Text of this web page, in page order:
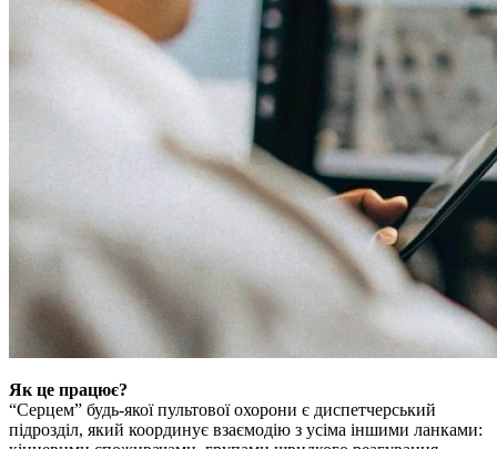
Як це працює?
“Серцем” будь-якої пультової охорони є диспетчерський
підрозділ, який координує взаємодію з усіма іншими ланками: